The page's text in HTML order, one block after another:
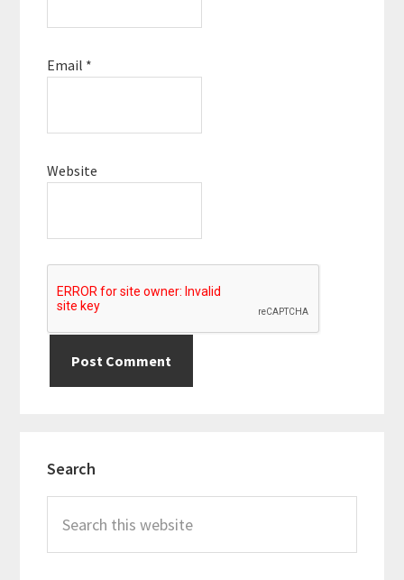
Email *
Website
Sidebar
Search
this
website